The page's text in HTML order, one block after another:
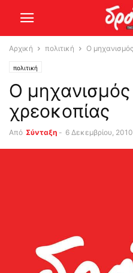
Αρχική πολιτική Ο
πολιτική
Ο
χρεοκοπίας
Από Σύνταξη - 6 Δεκεμβρίου, 2010